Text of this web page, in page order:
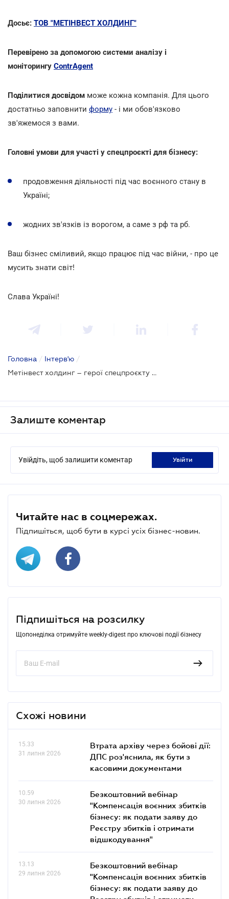
Досьє: ТОВ "МЕТІНВЕСТ ХОЛДИНГ"
Перевірено за допомогою системи аналізу і
моніторингу ContrAgent
Поділитися досвідом може кожна компанія. Для цього
достатньо заповнити форму - і ми обов'язково
зв'яжемося з вами.
Головні умови для участі у спецпроєкті для бізнесу:
продовження діяльності під час воєнного стану в
Україні;
жодних зв'язків із ворогом, а саме з рф та рб.
Ваш бізнес сміливий, якщо працює під час війни, - про це
мусить знати світ!
Слава Україні!
Головна / Інтерв'ю /
Метінвест холдинг – герої спецпроєкту Business Bravery
Залиште коментар
Увійдіть, щоб залишити коментар увійти
Читайте нас в соцмережах.
Підпишіться, щоб бути в курсі усіх бізнес-новин.
Підпишіться на розсилку
Щопонеділка отримуйте weekly-digest про ключові події бізнесу
Схожі новини
15.33
31 липня 2026
Втрата архіву через бойові дії:
ДПС роз'яснила, як бути з
касовими документами
10.59
30 липня 2026
Безкоштовний вебінар
"Компенсація воєнних збитків
бізнесу: як подати заяву до
Реєстру збитків і отримати
відшкодування"
13.13
29 липня 2026
Безкоштовний вебінар
"Компенсація воєнних збитків
бізнесу: як подати заяву до